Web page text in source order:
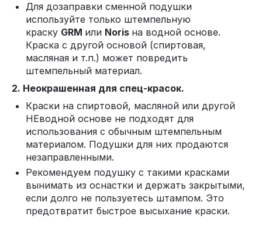
Для дозаправки сменной подушки
используйте только штемпельную
краску GRM или Noris на водной основе.
Краска с другой основой (спиртовая,
масляная и т.п.) может повредить
штемпельный материал.
2. Неокрашенная для спец-красок.
Краски на спиртовой, масляной или другой
НЕводной основе не подходят для
использования с обычным штемпельным
материалом. Подушки для них продаются
незаправленными.
Рекомендуем подушку с такими красками
вынимать из оснастки и держать закрытыми,
если долго не пользуетесь штампом. Это
предотвратит быстрое высыхание краски.